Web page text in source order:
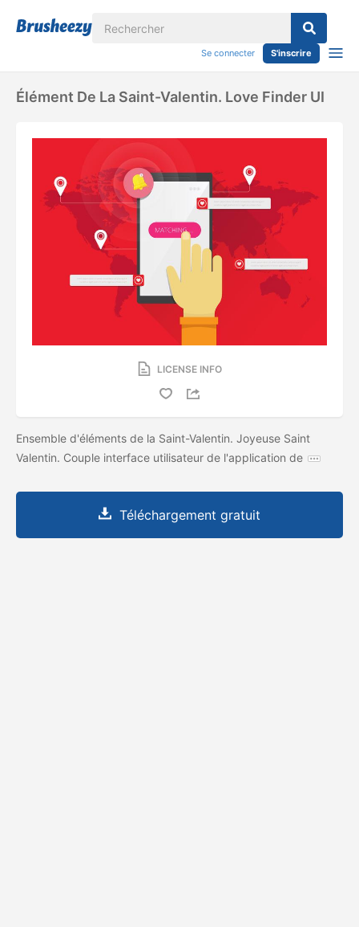
Se connecter S'inscrire
Élément De La Saint-Valentin. Love Finder UI
LICENSE INFO
Ensemble d'éléments de la Saint-Valentin. Joyeuse Saint
Valentin. Couple interface utilisateur de l'application de
Téléchargement gratuit